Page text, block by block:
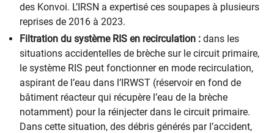
des Konvoi. L’IRSN a expertisé ces soupapes à plusieurs
reprises de 2016 à 2023.
Filtration du système RIS en recirculation : dans les
situations accidentelles de brèche sur le circuit primaire,
le système RIS peut fonctionner en mode recirculation,
aspirant de l’eau dans l’IRWST (réservoir en fond de
bâtiment réacteur qui récupère l’eau de la brèche
notamment) pour la réinjecter dans le circuit primaire.
Dans cette situation, des débris générés par l’accident,